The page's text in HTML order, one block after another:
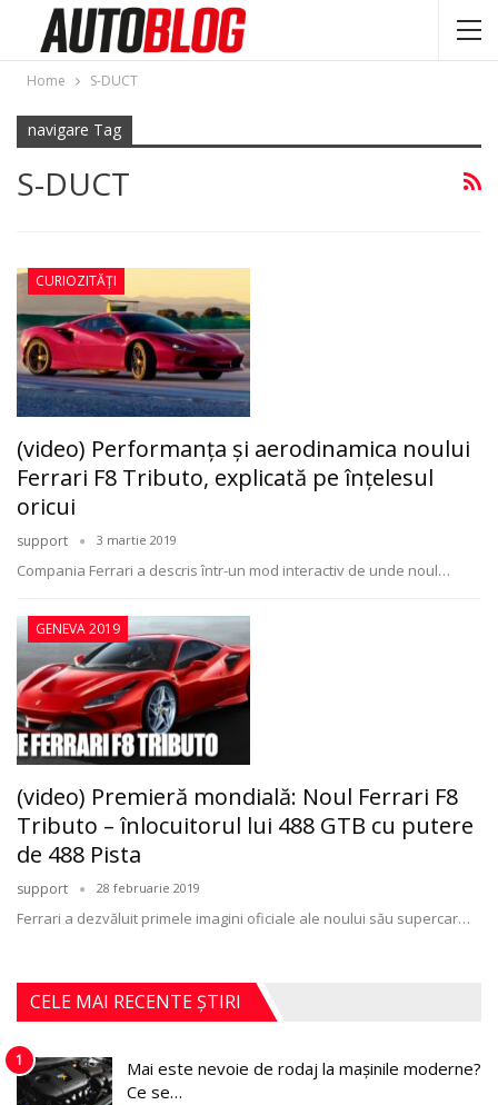
Home S-DUCT
navigare Tag
S-DUCT
CURIOZITĂȚI
(video) Performanţa şi aerodinamica noului
Ferrari F8 Tributo, explicată pe înţelesul
oricui
support 3 martie 2019
Compania Ferrari a descris într-un mod interactiv de unde noul…
GENEVA 2019
(video) Premieră mondială: Noul Ferrari F8
Tributo – înlocuitorul lui 488 GTB cu putere
de 488 Pista
support 28 februarie 2019
Ferrari a dezvăluit primele imagini oficiale ale noului său supercar…
CELE MAI RECENTE ȘTIRI
1
Mai este nevoie de rodaj la mașinile moderne?
Ce se…